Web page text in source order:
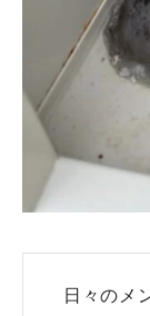
日々のメ